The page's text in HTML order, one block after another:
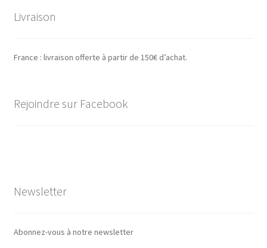
Livraison
France : livraison offerte à partir de 150€ d’achat.
Rejoindre sur Facebook
Newsletter
Abonnez-vous à notre newsletter